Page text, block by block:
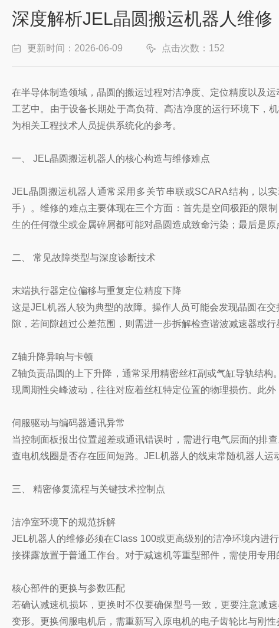
深度解析JEL晶圆搬运机器人维
更新时间：2026-06-09 点击次数：152
在半导体制造领域，晶圆的搬运过程对洁净度、定位精度以及
工艺中。由于设备长期处于高负荷、高洁净度的运行环境下，
为相关工程技术人员提供系统化的参考。
一、 JEL晶圆搬运机器人的核心构造与维修难点
JEL晶圆搬运机器人通常采用多关节串联或SCARA结构，以
手）。维修的难点主要体现在三个方面：首先是空间极距的限
生的任何微尘或金属碎屑都可能对晶圆造成致命污染；最后是
二、 常见故障类型与深度诊断技术
末端执行器定位偏移与重复定位精度下降
这是JEL机器人较为典型的故障。操作人员可能会发现晶圆在
隙，若间隙超过公差范围，则需进一步拆解检查谐波减速器或
Z轴升降异响与卡顿
Z轴负责晶圆的上下升降，通常采用精密丝杠副或气缸导轨结
现周期性尖峰波动，往往对应着丝杠特定位置的物理损伤。此
伺服驱动与编码器通讯异常
当控制面板报出位置超差或通讯错误时，需进行电气层面的排
查电机线圈是否存在匝间短路。JEL机器人的线束常随机器人运
三、 精密修复流程与关键技术控制点
洁净室环境下的规范拆解
JEL机器人的维修必须在Class 100或更高级别的洁净环境内进
接裸露放置于普通工作台。对于减速机等重型部件，需使用专用
核心部件的更换与参数匹配
若确认减速机损坏，更换时不仅要确保型号一致，更要注意减
变形。更换伺服电机后，需重新写入原电机的电子齿轮比与刚性